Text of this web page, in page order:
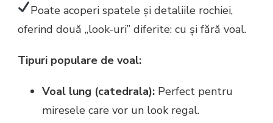
Poate acoperi spatele și detaliile rochiei,
oferind două „look-uri” diferite: cu și fără voal.
Tipuri populare de voal:
Voal lung (catedrala): Perfect pentru
miresele care vor un look regal.